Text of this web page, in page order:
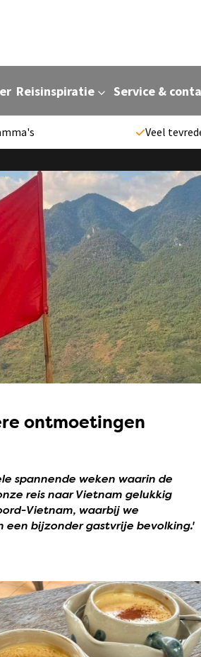
Reisinspiratie Service &
Veel
ontmoetingen
spannende weken waarin de
reis naar Vietnam gelukkig
Vietnam, waarbij we
een bijzonder gastvrije bevolking.'